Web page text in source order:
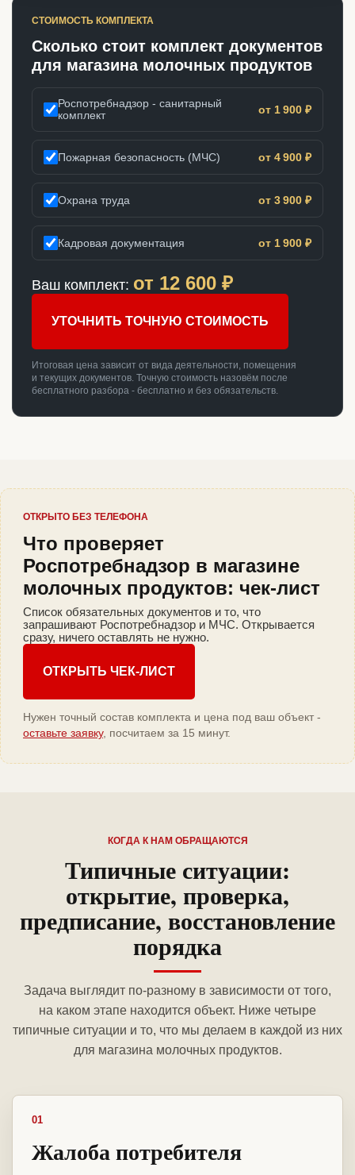
СТОИМОСТЬ КОМПЛЕКТА
Сколько стоит комплект документов
для магазина молочных продуктов
Роспотребнадзор - санитарный
комплект
от 1 900 ₽
Пожарная безопасность (МЧС) от 4 900 ₽
Охрана труда от 3 900 ₽
Кадровая документация от 1 900 ₽
Ваш комплект: от 12 600 ₽
УТОЧНИТЬ ТОЧНУЮ СТОИМОСТЬ
Итоговая цена зависит от вида деятельности, помещения
и текущих документов. Точную стоимость назовём после
бесплатного разбора - бесплатно и без обязательств.
ОТКРЫТО БЕЗ ТЕЛЕФОНА
Что проверяет
Роспотребнадзор в магазине
молочных продуктов: чек-лист
Список обязательных документов и то, что
запрашивают Роспотребнадзор и МЧС. Открывается
сразу, ничего оставлять не нужно.
ОТКРЫТЬ ЧЕК-ЛИСТ
Нужен точный состав комплекта и цена под ваш объект -
оставьте заявку, посчитаем за 15 минут.
КОГДА К НАМ ОБРАЩАЮТСЯ
Типичные ситуации:
открытие, проверка,
предписание, восстановление
порядка
Задача выглядит по-разному в зависимости от того,
на каком этапе находится объект. Ниже четыре
типичные ситуации и то, что мы делаем в каждой из них
для магазина молочных продуктов.
01
Жалоба потребителя